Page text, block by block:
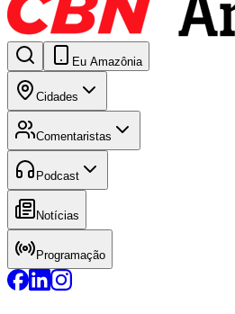
Eu Amazônia
Cidades
Comentaristas
Podcast
Notícias
Programação